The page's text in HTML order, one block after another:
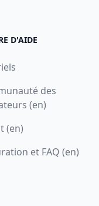
D'AIDE
des
(en)
(en)
et FAQ (en)